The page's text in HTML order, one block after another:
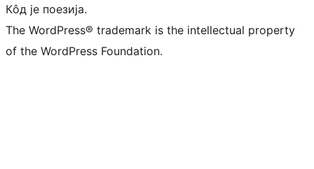
Кôд је поезија.
The WordPress® trademark is the intellectual property
of the WordPress Foundation.